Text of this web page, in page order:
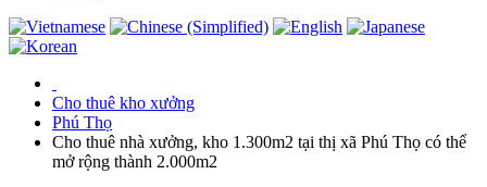
Cho thuê kho xưởng
Phú Thọ
Cho thuê nhà xưởng, kho 1.300m2 tại thị xã Phú Thọ có thể
mở rộng thành 2.000m2